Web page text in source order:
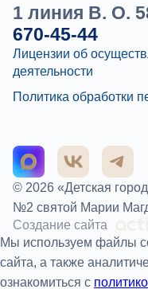
1 линия В. О.
670-45-44
Лицензии об
деятельности
Политика обработки
© 2026 «Детская
№2 святой Марии
Создание сайта
Мы используем файлы
сайта, а также
ознакомиться с